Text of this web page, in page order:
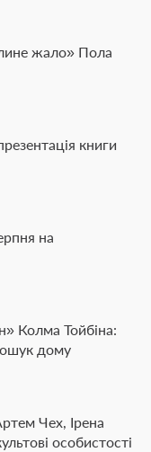
жало» Пола
книги
на
Колма Тойбіна:
дому
Чех, Ірена
особистості